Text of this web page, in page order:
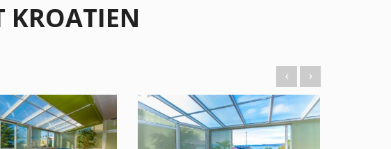
KROATIEN